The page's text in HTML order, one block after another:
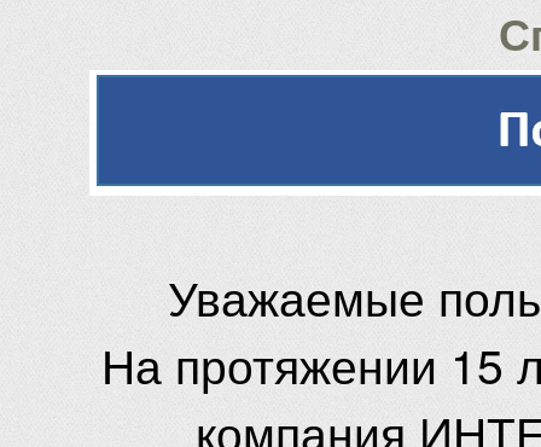
Уважаемые
На протяжении 15
компания